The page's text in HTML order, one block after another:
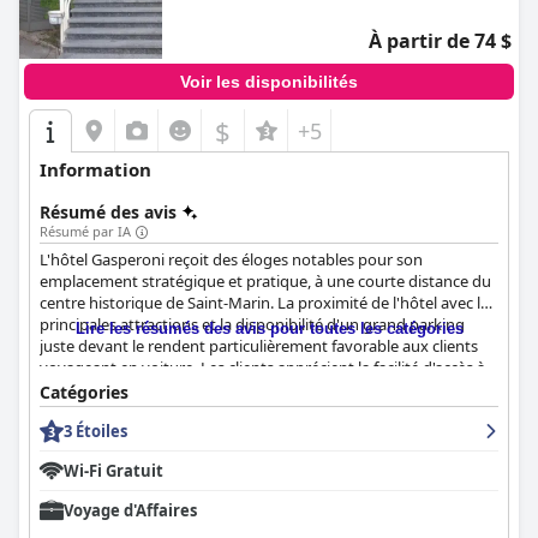
À partir de 74 $
Voir les disponibilités
$ +5
Information
Résumé des avis
Résumé par IA
L'hôtel Gasperoni reçoit des éloges notables pour son
emplacement stratégique et pratique, à une courte distance du
centre historique de Saint-Marin. La proximité de l'hôtel avec les
principales attractions et la disponibilité d'un grand parking
juste devant le rendent particulièrement favorable aux clients
voyageant en voiture. Les clients apprécient la facilité d'accès à
l'hôtel et aux environs, ce qui améliore leur expérience globale.
Le service de petit-déjeuner à l'Hôtel Gasperoni est très
un prix abordable. Le buffet comprend une généreuse sélection
de produits sucrés et salés, offrant un excellent rapport qualité-
prix pour seulement 5 €. Malgré quelques critiques concernant
Lire les résumés des avis pour toutes les catégories
Catégories
3 Étoiles
Wi-Fi Gratuit
Voyage d'Affaires